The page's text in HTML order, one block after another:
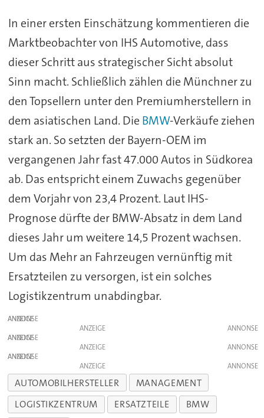
In einer ersten Einschätzung kommentieren die
Marktbeobachter von IHS Automotive, dass
dieser Schritt aus strategischer Sicht absolut
Sinn macht. Schließlich zählen die Münchner zu
den Topsellern unter den Premiumherstellern in
dem asiatischen Land. Die BMW-Verkäufe ziehen
stark an. So setzten der Bayern-OEM im
vergangenen Jahr fast 47.000 Autos in Südkorea
ab. Das entspricht einem Zuwachs gegenüber
dem Vorjahr von 23,4 Prozent. Laut IHS-
Prognose dürfte der BMW-Absatz in dem Land
dieses Jahr um weitere 14,5 Prozent wachsen.
Um das Mehr an Fahrzeugen vernünftig mit
Ersatzteilen zu versorgen, ist ein solches
Logistikzentrum unabdingbar.
ANZEIGE
ANZEIGE
ANZEIGE
ANZEIGE
ANZEIGE
ANZEIGE
AUTOMOBILHERSTELLER
MANAGEMENT
LOGISTIKZENTRUM
ERSATZTEILE
BMW